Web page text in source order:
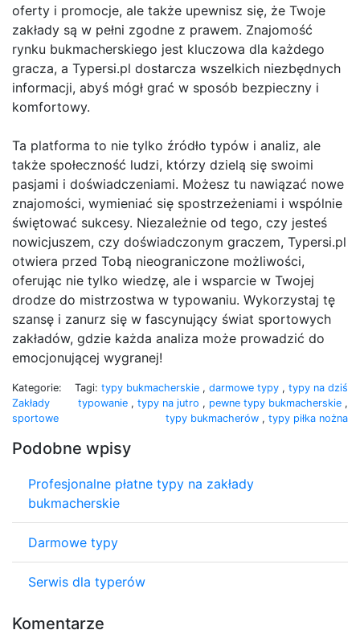
oferty i promocje, ale także upewnisz się, że Twoje
zakłady są w pełni zgodne z prawem. Znajomość
rynku bukmacherskiego jest kluczowa dla każdego
gracza, a Typersi.pl dostarcza wszelkich niezbędnych
informacji, abyś mógł grać w sposób bezpieczny i
komfortowy.
Ta platforma to nie tylko źródło typów i analiz, ale
także społeczność ludzi, którzy dzielą się swoimi
pasjami i doświadczeniami. Możesz tu nawiązać nowe
znajomości, wymieniać się spostrzeżeniami i wspólnie
świętować sukcesy. Niezależnie od tego, czy jesteś
nowicjuszem, czy doświadczonym graczem, Typersi.pl
otwiera przed Tobą nieograniczone możliwości,
oferując nie tylko wiedzę, ale i wsparcie w Twojej
drodze do mistrzostwa w typowaniu. Wykorzystaj tę
szansę i zanurz się w fascynujący świat sportowych
zakładów, gdzie każda analiza może prowadzić do
emocjonującej wygranej!
Kategorie:
Zakłady
sportowe
Tagi: typy bukmacherskie , darmowe typy , typy na dziś
typowanie , typy na jutro , pewne typy bukmacherskie ,
typy bukmacherów , typy piłka nożna
Podobne wpisy
Profesjonalne płatne typy na zakłady
bukmacherskie
Darmowe typy
Serwis dla typerów
Komentarze